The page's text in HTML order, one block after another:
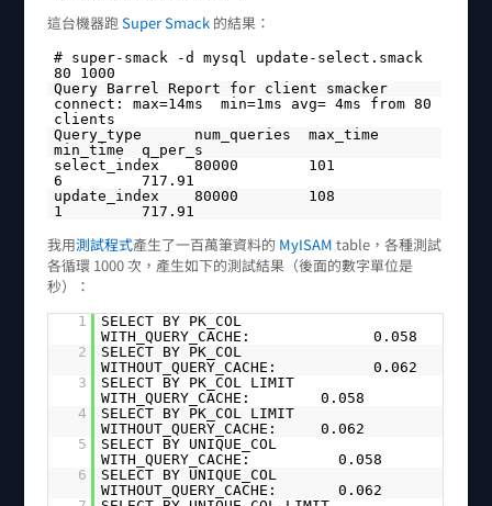
這台機器跑Super Smack的結果：
# super-smack -d mysql update-select.smack
80 1000
Query Barrel Report for client smacker
connect: max=14ms min=1ms avg= 4ms from 80
clients
Query_type num_queries max_time
min_time q_per_s
select_index 80000 101
6 717.91
update_index 80000 108
1 717.91
我用測試程式產生了一百萬筆資料的 MyISAM table，各種測試
各循環 1000 次，產生如下的測試結果（後面的數字單位是
秒）：
1
SELECT BY PK_COL
WITH_QUERY_CACHE: 0.058
2
SELECT BY PK_COL
WITHOUT_QUERY_CACHE: 0.062
3
SELECT BY PK_COL LIMIT
WITH_QUERY_CACHE: 0.058
4
SELECT BY PK_COL LIMIT
WITHOUT_QUERY_CACHE: 0.062
5
SELECT BY UNIQUE_COL
WITH_QUERY_CACHE: 0.058
6
SELECT BY UNIQUE_COL
WITHOUT_QUERY_CACHE: 0.062